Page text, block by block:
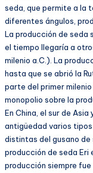
seda, que permite a la
diferentes ángulos,
La producción de seda
el tiempo llegaría a
milenio a.C.). La
hasta que se abrió la
parte del primer milenio
monopolio sobre la
En China, el sur de
antigüedad varios
distintas del gusano de
producción de seda Eri
producción siempre fue